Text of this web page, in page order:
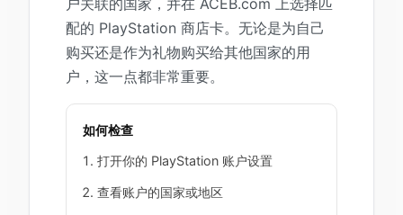
户关联的国家，并在 ACEB.com 上选择匹
配的 PlayStation 商店卡。无论是为自己
购买还是作为礼物购买给其他国家的用
户，这一点都非常重要。
如何检查
打开你的 PlayStation 账户设置
查看账户的国家或地区